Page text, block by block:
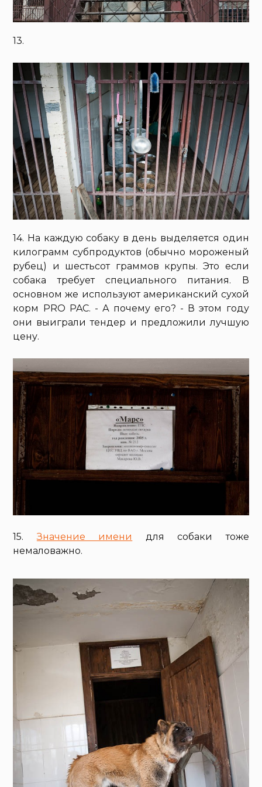
13.
14. На каждую собаку в день выделяется один
килограмм субпродуктов (обычно мороженый
рубец) и шестьсот граммов крупы. Это если
собака требует специального питания. В
основном же используют американский сухой
корм PRO PAС. - А почему его? - В этом году
они выиграли тендер и предложили лучшую
цену.
15.Значение имени
для собаки тоже
немаловажно.